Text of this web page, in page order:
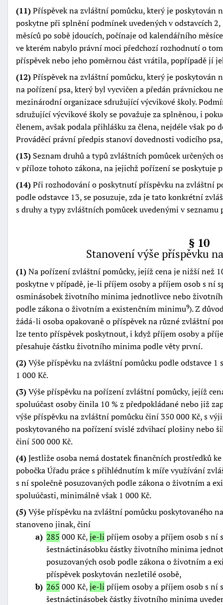
(11)Příspěvek na zvláštní pomůcku, který je poskytován
poskytne při splnění podmínek uvedených v odstavcích
měsíců po sobě jdoucích, počínaje od kalendářního
ve kterém nabylo právní moci předchozí rozhodnutí o
příspěvek nebo jeho poměrnou část vrátila, popřípadě jí
(12)Příspěvek na zvláštní pomůcku, který je poskytován
na pořízení psa, který byl vycvičen a předán právnickou
mezinárodní organizace sdružující výcvikové školy.
sdružující výcvikové školy se považuje za splněnou, i
členem, avšak podala přihlášku za člena, nejdéle však po
Prováděcí právní předpis stanoví dovednosti vodicího
(13) Seznam druhů a typů zvláštních pomůcek určených
v příloze tohoto zákona, na jejichž pořízení se poskytuje
(14)Při rozhodování o poskytnutí příspěvku na zvláštní
podle odstavce 13, se posuzuje, zda je tato konkrétní
s druhy a typy zvláštních pomůcek uvedenými v seznamu
§ 10
Stanovení výše příspěvku
(1)Na pořízení zvláštní pomůcky, jejíž cena je nižší než
poskytne v případě, je-li příjem osoby a příjem osob s ní
osminásobek životního minima jednotlivce nebo
podle zákona o životním a existenčním minimu9). Z
žádá-li osoba opakovaně o příspěvek na různé zvláštní
lze tento příspěvek poskytnout, i když příjem osoby a
přesahuje částku životního minima podle věty první.
(2)Výše příspěvku na zvláštní pomůcku podle odstavce
1 000 Kč.
(3)Výše příspěvku na pořízení zvláštní pomůcky, jejíž
spoluúčast osoby činila 10 % z předpokládané nebo již
výše příspěvku na zvláštní pomůcku činí 350 000 Kč, s
poskytovaného na pořízení svislé zdvihací plošiny nebo
činí 500 000 Kč.
(4)Jestliže osoba nemá dostatek finančních prostředků
pobočka Úřadu práce s přihlédnutím k míře využívání
s ní společně posuzovaných podle zákona o životním a
spoluúčasti, minimálně však 1 000 Kč.
(5)Výše příspěvku na zvláštní pomůcku poskytovaného
stanoveno jinak, činí
a 285 000 Kč,je-li příjem osoby a příjem osob s ní
šestnáctinásobku částky životního minima
posuzovaných osob podle zákona o životním a
příspěvek poskytován nezletilé osobě,
b 265 000 Kč,je-li příjem osoby a příjem osob s ní
šestnáctinásobek částky životního minima